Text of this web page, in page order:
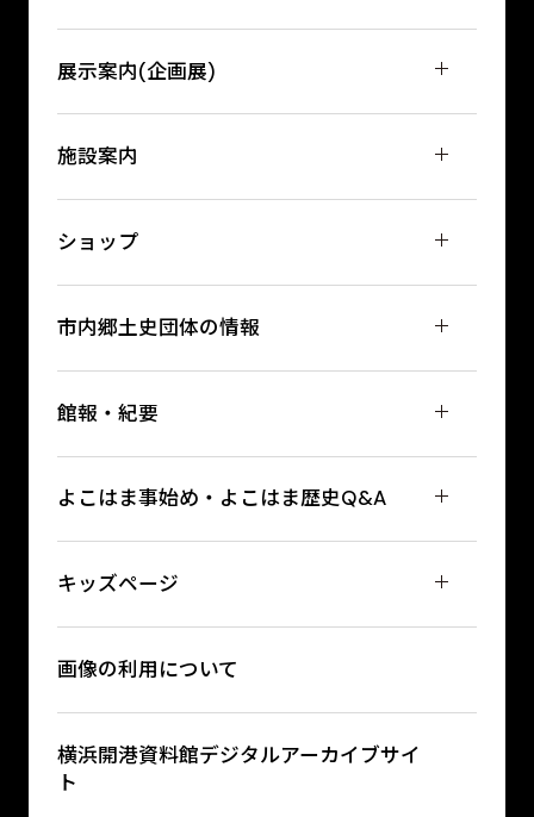
展示案内(企画展)
施設案内
ショップ
市内郷土史団体の情報
館報・紀要
よこはま事始め・よこはま歴史Q&A
キッズページ
画像の利用について
横浜開港資料館デジタルアーカイブサイ
ト